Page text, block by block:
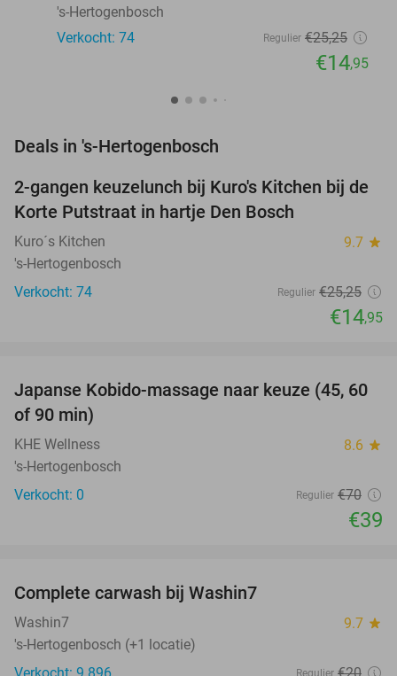
's-Hertogenbosch
Verkocht: 74
Regulier €25,25
€14,95
Deals in 's-Hertogenbosch
41%
2-gangen keuzelunch bij Kuro's Kitchen bij de
Korte Putstraat in hartje Den Bosch
Kuro´s Kitchen 9.7 star
's-Hertogenbosch
Verkocht: 74
Regulier €25,25
€14,95
44%
TODAY
Japanse Kobido-massage naar keuze (45, 60
of 90 min)
KHE Wellness 8.6 star
's-Hertogenbosch
Verkocht: 0
Regulier €70
€39
Complete carwash bij Washin7
Washin7 9.7 star
's-Hertogenbosch (+1 locatie)
Regulier